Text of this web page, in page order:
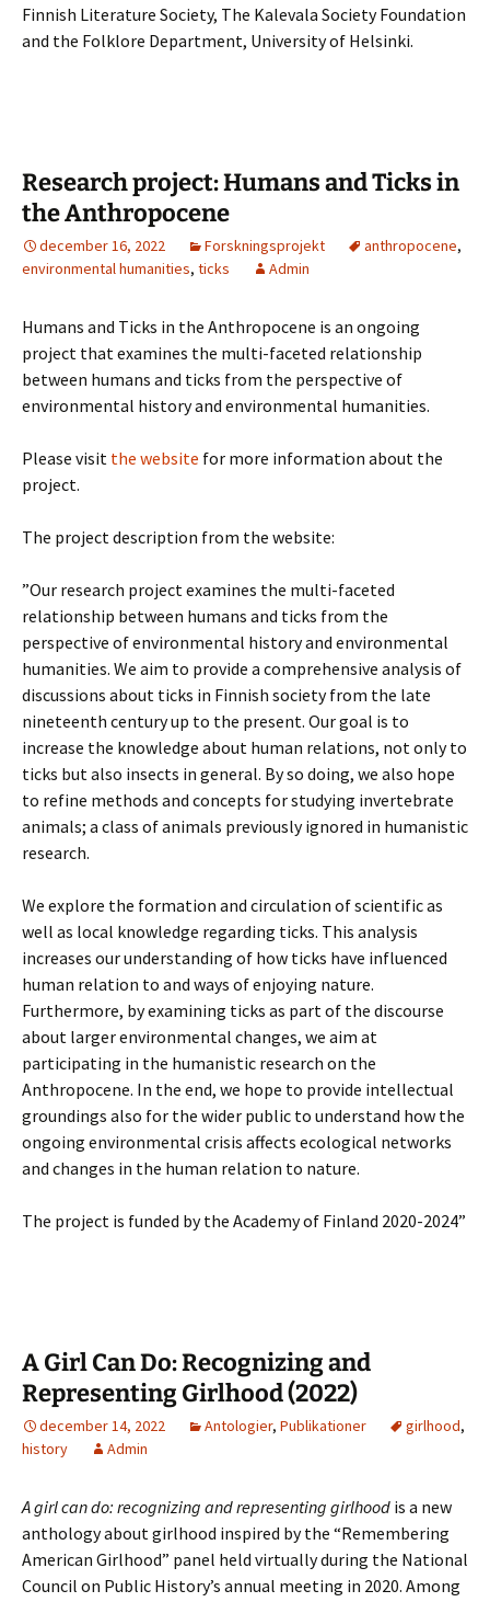
Finnish Literature Society, The Kalevala Society Foundation
and the Folklore Department, University of Helsinki.
Research project: Humans and Ticks in
the Anthropocene
december 16, 2022 Forskningsprojekt anthropocene,
environmental humanities, ticks Admin
Humans and Ticks in the Anthropocene is an ongoing
project that examines the multi-faceted relationship
between humans and ticks from the perspective of
environmental history and environmental humanities.
Please visit the website for more information about the
project.
The project description from the website:
”Our research project examines the multi-faceted
relationship between humans and ticks from the
perspective of environmental history and environmental
humanities. We aim to provide a comprehensive analysis of
discussions about ticks in Finnish society from the late
nineteenth century up to the present. Our goal is to
increase the knowledge about human relations, not only to
ticks but also insects in general. By so doing, we also hope
to refine methods and concepts for studying invertebrate
animals; a class of animals previously ignored in humanistic
research.
We explore the formation and circulation of scientific as
well as local knowledge regarding ticks. This analysis
increases our understanding of how ticks have influenced
human relation to and ways of enjoying nature.
Furthermore, by examining ticks as part of the discourse
about larger environmental changes, we aim at
participating in the humanistic research on the
Anthropocene. In the end, we hope to provide intellectual
groundings also for the wider public to understand how the
ongoing environmental crisis affects ecological networks
and changes in the human relation to nature.
The project is funded by the Academy of Finland 2020-2024”
A Girl Can Do: Recognizing and
Representing Girlhood (2022)
december 14, 2022 Antologier, Publikationer girlhood,
history
Admin
A girl can do: recognizing and representing girlhood is a new
anthology about girlhood inspired by the “Remembering
American Girlhood” panel held virtually during the National
Council on Public History’s annual meeting in 2020. Among